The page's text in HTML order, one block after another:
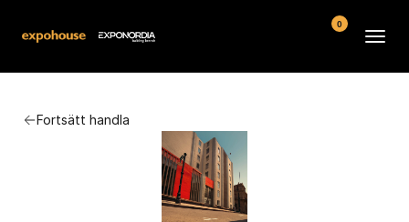
Fortsätt handla
Kontakt
Köpvillkor
0